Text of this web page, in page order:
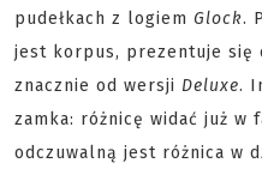
pudełkach z logiem Glock.
jest korpus, prezentuje się
znacznie od wersji Deluxe.
zamka: różnicę widać już
odczuwalną jest różnica w